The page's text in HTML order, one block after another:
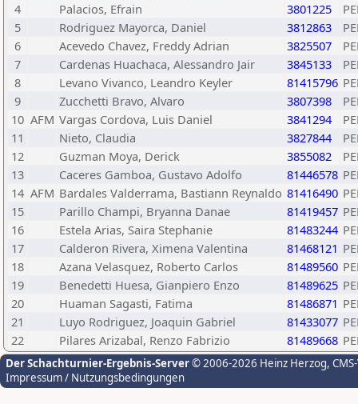
4
Palacios, Efrain 3801225
5
Rodriguez Mayorca, Daniel 3812863
6
Acevedo Chavez, Freddy Adrian 3825507
7
Cardenas Huachaca, Alessandro Jair 3845133
8
Levano Vivanco, Leandro Keyler 81415796
9
Zucchetti Bravo, Alvaro 3807398
10 AFM Vargas Cordova, Luis Daniel 3841294
11
Nieto, Claudia 3827844
12
Guzman Moya, Derick 3855082
13
Caceres Gamboa, Gustavo Adolfo 81446578
14 AFM Bardales Valderrama, Bastiann Reynaldo 81416490
15
Parillo Champi, Bryanna Danae 81419457
16
Estela Arias, Saira Stephanie 81483244
17
Calderon Rivera, Ximena Valentina 81468121
18
Azana Velasquez, Roberto Carlos 81489560
19
Benedetti Huesa, Gianpiero Enzo 81489625
20
Huaman Sagasti, Fatima 81486871
21
Luyo Rodriguez, Joaquin Gabriel 81433077
22
Pilares Arizabal, Renzo Fabrizio 81489668
Der Schachturnier-Ergebnis-Server© 2006-2026 Heinz Herzog,
Impressum / Nutzungsbedingungen